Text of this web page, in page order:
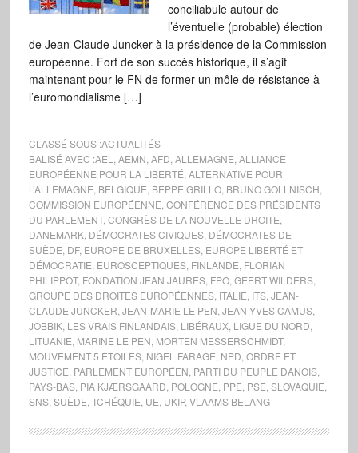
conciliabule autour de
l’éventuelle (probable) élection
de Jean-Claude Juncker à la présidence de la Commission
européenne. Fort de son succès historique, il s’agit
maintenant pour le FN de former un môle de résistance à
l’euromondialisme […]
CLASSÉ SOUS :ACTUALITÉS
BALISÉ AVEC :AEL AEMN AFD ALLEMAGNE ALLIANCE
EUROPÉENNE POUR LA LIBERTÉ ALTERNATIVE POUR
L’ALLEMAGNE BELGIQUE BEPPE GRILLO, BRUNO GOLLNISCH
COMMISSION EUROPÉENNE CONFÉRENCE DES PRÉSIDENTS
DU PARLEMENT, CONGRÈS DE LA NOUVELLE DROITE
DANEMARK, DÉMOCRATES CIVIQUES, DÉMOCRATES DE
SUÈDE DF, EUROPE DE BRUXELLES, EUROPE LIBERTÉ ET
DÉMOCRATIE EUROSCEPTIQUES, FINLANDE FLORIAN
PHILIPPOT, FONDATION JEAN JAURÈS, FPÖ, GEERT WILDERS,
GROUPE DES DROITES EUROPÉENNES, ITALIE ITS, JEAN-
CLAUDE JUNCKER JEAN-MARIE LE PEN JEAN-YVES CAMUS,
JOBBIK, LES VRAIS FINLANDAIS, LIBÉRAUX, LIGUE DU NORD
LITUANIE MARINE LE PEN MORTEN MESSERSCHMIDT,
MOUVEMENT 5 ÉTOILES, NIGEL FARAGE NPD ORDRE ET
JUSTICE PARLEMENT EUROPÉEN PARTI DU PEUPLE DANOIS,
PAYS-BAS, PIA KJÆRSGAARD POLOGNE PPE PSE SLOVAQUIE
SNS, SUÈDE TCHÉQUIE UE UKIP, VLAAMS BELANG